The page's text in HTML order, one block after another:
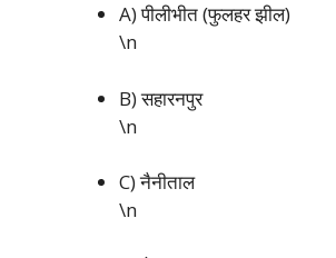
A) पीलीभीत (फुलहर झील)
\n
B) सहारनपुर
\n
C) नैनीताल
\n